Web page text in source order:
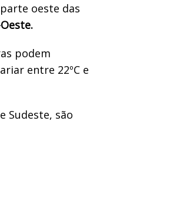
oeste das
podem
entre 22ºC e
Sudeste, são